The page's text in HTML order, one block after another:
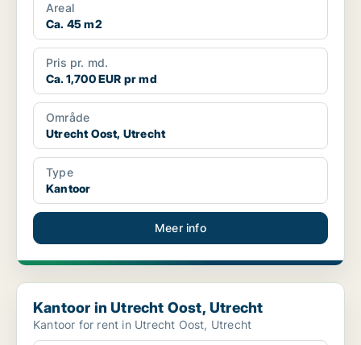
Areal
Ca. 45 m2
Pris pr. md.
Ca. 1,700 EUR pr md
Område
Utrecht Oost, Utrecht
Type
Kantoor
Meer info
Kantoor in Utrecht Oost, Utrecht
Kantoor in Utrecht Oost, Utrecht
Kantoor for rent in Utrecht Oost, Utrecht